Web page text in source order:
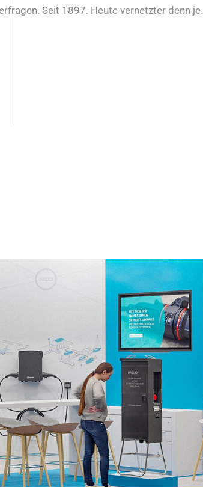
Seit 1897. Heute vernetzter denn je.